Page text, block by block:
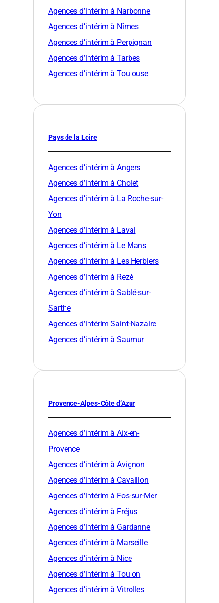
Agences d’intérim à Narbonne
Agences d’intérim à Nîmes
Agences d’intérim à Perpignan
Agences d’intérim à Tarbes
Agences d’intérim à Toulouse
Pays de la Loire
Agences d’intérim à Angers
Agences d’intérim à Cholet
Agences d’intérim à La Roche-sur-
Yon
Agences d’intérim à Laval
Agences d’intérim à Le Mans
Agences d’intérim à Les Herbiers
Agences d’intérim à Rezé
Agences d’intérim à Sablé-sur-
Sarthe
Agences d’intérim Saint-Nazaire
Agences d’intérim à Saumur
Provence-Alpes-Côte d’Azur
Agences d’intérim à Aix-en-
Provence
Agences d’intérim à Avignon
Agences d’intérim à Cavaillon
Agences d’intérim à Fos-sur-Mer
Agences d’intérim à Fréjus
Agences d’intérim à Gardanne
Agences d’intérim à Marseille
Agences d’intérim à Nice
Agences d’intérim à Toulon
Agences d’intérim à Vitrolles